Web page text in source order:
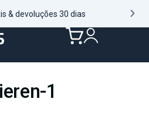
& devoluções 30 dias
1